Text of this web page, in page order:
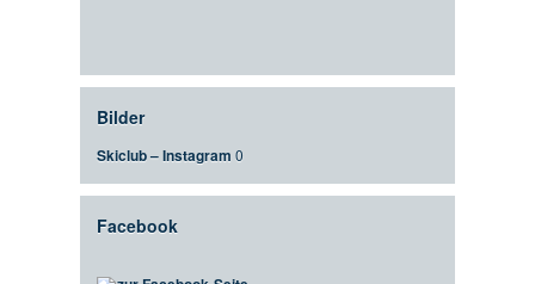
Bilder
Skiclub – Instagram 0
Facebook